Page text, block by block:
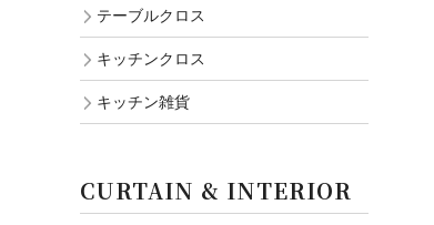
テーブルクロス
キッチンクロス
キッチン雑貨
CURTAIN & INTERIOR